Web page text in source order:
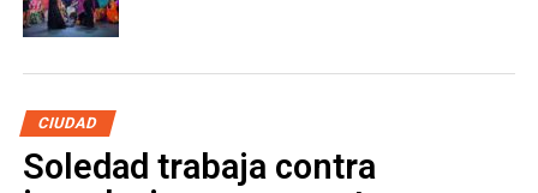
equipo de META, rastrearon la actividad digital de la menor
y al procesar la información de sus redes sociales, se
logró identificar una dirección IP en el estado de Tlaxcala.
Siguiendo los protocolos de colaboración
CIUDAD
Soledad trabaja contra